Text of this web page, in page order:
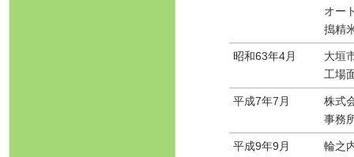
オー
搗精
昭和63年4月
大垣
工場
平成7年7月
株式
事務
平成9年9月
輪之